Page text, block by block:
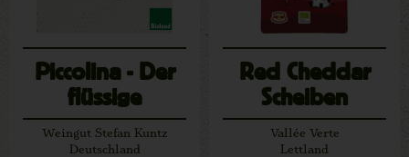
Piccolina - Der
flüssige
Blumenstrauss
Weingut Stefan Kuntz
Deutschland
Red Cheddar
Scheiben
Vallée Verte
Lettland